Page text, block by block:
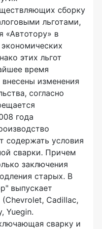
сборку
льготами,
«Автотору» в
этих льгот
время
изменения
согласно
года
содержать условия
сварки. Причем
заключения
старых. В
выпускает
(Chevrolet, Cadillac,
Yuegin.
сварку и